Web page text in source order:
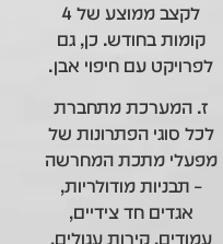
לקצב ממוצע של 4
קומות בחודש. כן, גם
לפרויקט עם חיפוי אבן.
ז. המערכת מתחברת
לכל סוגי הפתרונות של
מפעלי מתכת המחרשה
– תבניות מודולריות,
אגדים חד צידיים,
עמודים, קירות עגולים,